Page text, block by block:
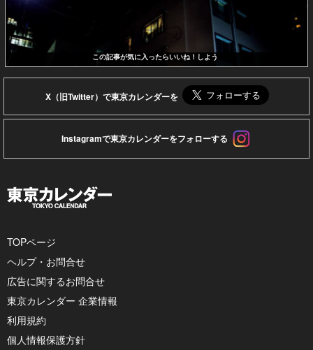
この記事が気に入ったらいいね！しよう
X（旧Twitter）で東京カレンダーを
Instagramで東京カレンダーをフォローする
TOPページ
ヘルプ・お問合せ
広告に関するお問合せ
東京カレンダー 企業情報
利用規約
個人情報保護方針